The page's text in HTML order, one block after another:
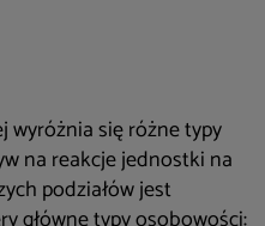
wyróżnia się różne typy
na reakcje jednostki na
podziałów jest